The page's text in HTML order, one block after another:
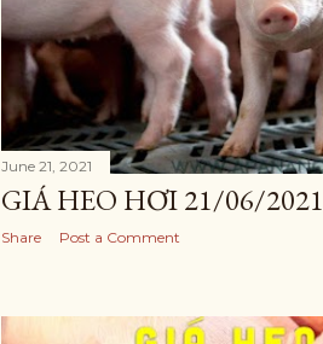
June 21, 2021
GIÁ HEO HƠI 21/06/2021
Share Post a Comment